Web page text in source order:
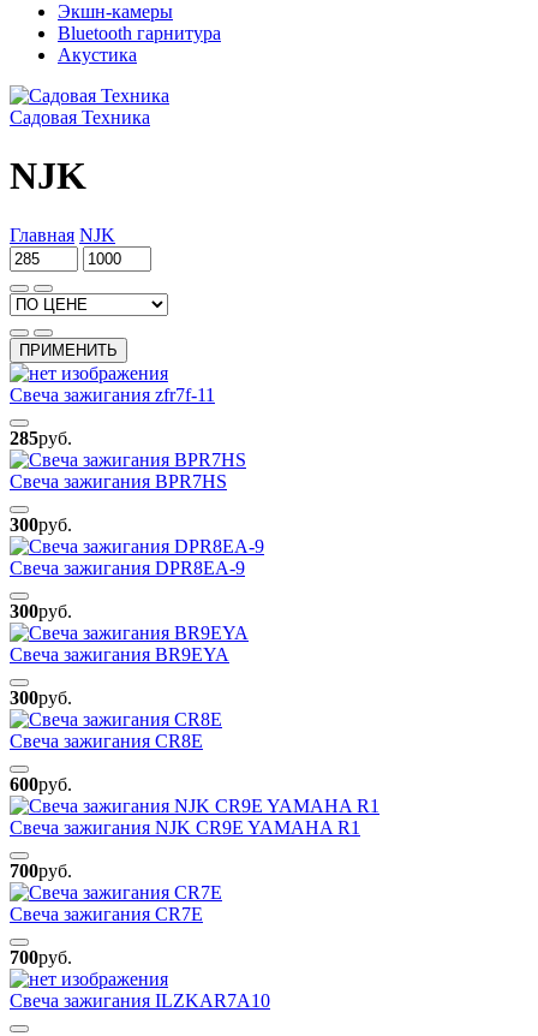
Экшн-камеры
Bluetooth гарнитура
Акустика
Садовая Техника
NJK
Главная NJK
ПРИМЕНИТЬ
Свеча зажигания zfr7f-11
285руб.
Свеча зажигания BPR7HS
300руб.
Свеча зажигания DPR8EA-9
300руб.
Свеча зажигания BR9EYA
300руб.
Свеча зажигания CR8E
600руб.
Свеча зажигания NJK CR9E YAMAHA R1
700руб.
Свеча зажигания CR7E
700руб.
Свеча зажигания ILZKAR7A10